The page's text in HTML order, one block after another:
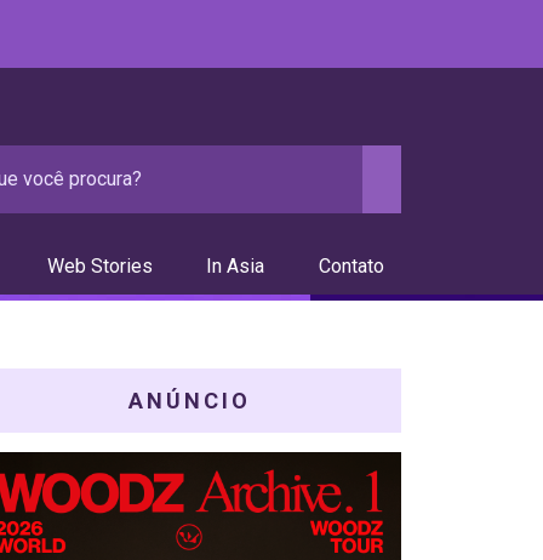
Web Stories In Asia Contato
ANÚNCIO